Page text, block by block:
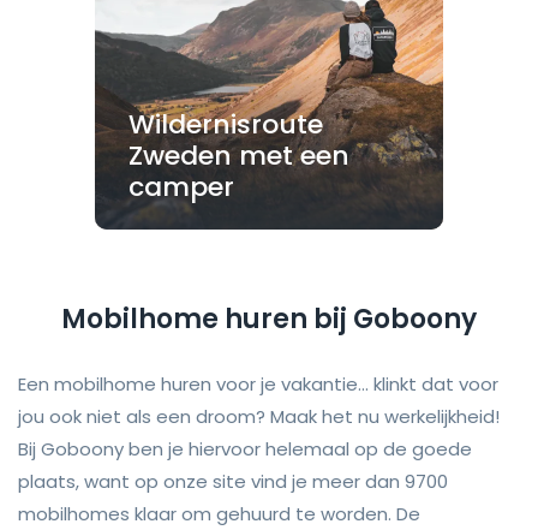
Wildernisroute
Zweden met een
camper
Mobilhome huren bij Goboony
Een mobilhome huren voor je vakantie... klinkt dat voor
jou ook niet als een droom? Maak het nu werkelijkheid!
Bij Goboony ben je hiervoor helemaal op de goede
plaats, want op onze site vind je meer dan 9700
mobilhomes klaar om gehuurd te worden. De